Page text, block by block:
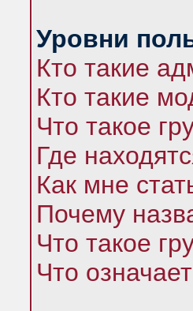
Уровни
Кто такие
Кто такие
Что такое
Где
Как мне
Почему
Что такое
Что